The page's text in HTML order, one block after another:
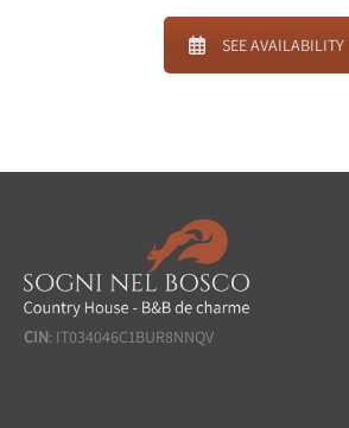
SEE AVAILABILITY
CIN: IT034046C1BUR8NNQV